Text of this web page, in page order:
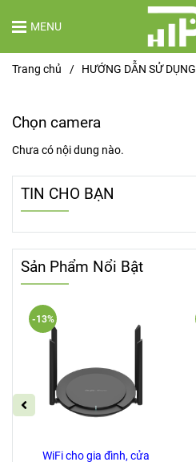
MENU
Trang chủ / HƯỚNG DẪN SỬ DỤNG
Chọn camera
Chưa có nội dung nào.
TIN CHO BẠN
Sản Phẩm Nổi Bật
WiFi cho gia đình, cửa
-13%